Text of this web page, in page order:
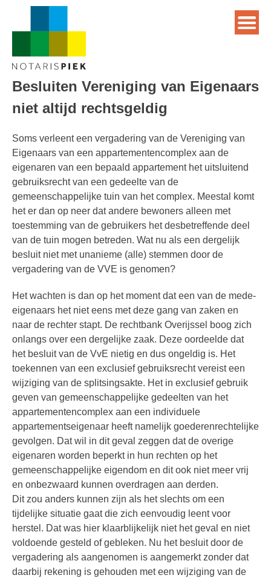
Besluiten Vereniging van Eigenaars
niet altijd rechtsgeldig
Soms verleent een vergadering van de Vereniging van
Eigenaars van een appartementencomplex aan de
eigenaren van een bepaald appartement het uitsluitend
gebruiksrecht van een gedeelte van de
gemeenschappelijke tuin van het complex. Meestal komt
het er dan op neer dat andere bewoners alleen met
toestemming van de gebruikers het desbetreffende deel
van de tuin mogen betreden. Wat nu als een dergelijk
besluit niet met unanieme (alle) stemmen door de
vergadering van de VVE is genomen?
Het wachten is dan op het moment dat een van de mede-
eigenaars het niet eens met deze gang van zaken en
naar de rechter stapt. De rechtbank Overijssel boog zich
onlangs over een dergelijke zaak. Deze oordeelde dat
het besluit van de VvE nietig en dus ongeldig is. Het
toekennen van een exclusief gebruiksrecht vereist een
wijziging van de splitsingsakte. Het in exclusief gebruik
geven van gemeenschappelijke gedeelten van het
appartementencomplex aan een individuele
appartementseigenaar heeft namelijk goederenrechtelijke
gevolgen. Dat wil in dit geval zeggen dat de overige
eigenaren worden beperkt in hun rechten op het
gemeenschappelijke eigendom en dit ook niet meer vrij
en onbezwaard kunnen overdragen aan derden.
Dit zou anders kunnen zijn als het slechts om een
tijdelijke situatie gaat die zich eenvoudig leent voor
herstel. Dat was hier klaarblijkelijk niet het geval en niet
voldoende gesteld of gebleken. Nu het besluit door de
vergadering als aangenomen is aangemerkt zonder dat
daarbij rekening is gehouden met een wijziging van de